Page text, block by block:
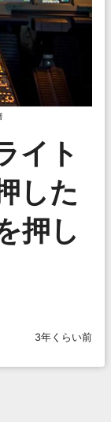
イト
した
押し
3年くらい前